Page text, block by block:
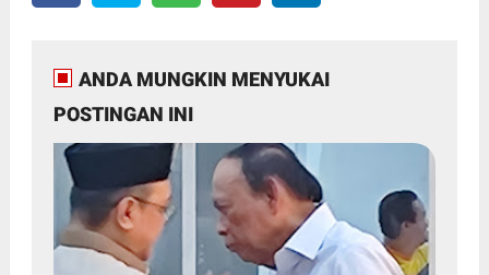
ANDA MUNGKIN MENYUKAI
POSTINGAN INI